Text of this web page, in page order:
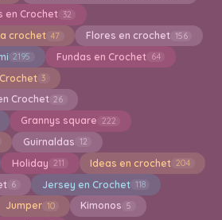
en Crochet 32
crochet 47 Flores en crochet 156
2195 Fundas en Crochet 64
3
Crochet 26
Grannys square 222
Guirnaldas 12
Holiday 211 Ideas en crochet 204
6 Jersey en Crochet 118
Jumper 10 Kimonos 5